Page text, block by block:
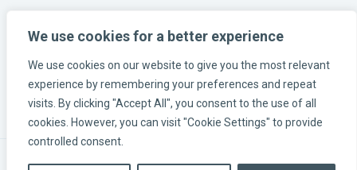
We use cookies for a better experience
We use cookies on our website to give you the most relevant
experience by remembering your preferences and repeat
visits. By clicking "Accept All", you consent to the use of all
cookies. However, you can visit "Cookie Settings" to provide
controlled consent.
SEKO LĪDZ MUMS SOCIĀLAJOS TĪKLOS
INSTAGRAM-LÄNK
LINKEDIN-LÄNK
FACEBOOK-LÄNK